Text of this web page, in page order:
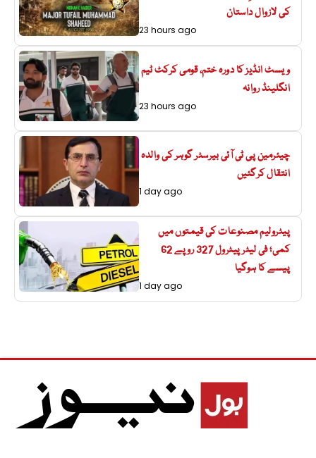
کی لازوال داستان
23 hours ago
ویسٹ انڈیز کا دورہ ختم، قومی کرکٹ ٹیم
انگلینڈ روانہ
23 hours ago
چیئرمین پی ٹی آئی بیرسٹر گوہر کی والدہ
انتقال کرگئیں
1 day ago
پیٹرولیم مصنوعات کی قیمتوں میں
کمی؛ فی لیٹر پیٹرول 327 روپے 62
پیسے کا ہوگیا
1 day ago